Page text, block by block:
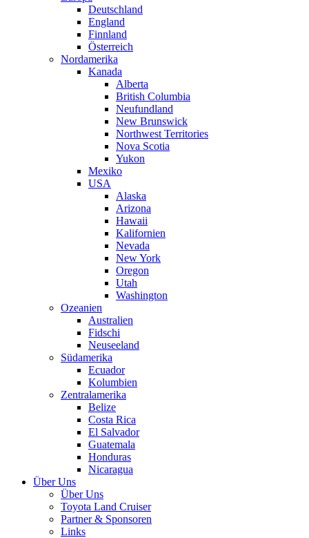
Deutschland
England
Finnland
Österreich
Nordamerika
Kanada
Alberta
British Columbia
Neufundland
New Brunswick
Northwest Territories
Nova Scotia
Yukon
Mexiko
USA
Alaska
Arizona
Hawaii
Kalifornien
Nevada
New York
Oregon
Utah
Washington
Ozeanien
Australien
Fidschi
Neuseeland
Südamerika
Ecuador
Kolumbien
Zentralamerika
Belize
Costa Rica
El Salvador
Guatemala
Honduras
Nicaragua
Über Uns
Über Uns
Toyota Land Cruiser
Partner & Sponsoren
Links